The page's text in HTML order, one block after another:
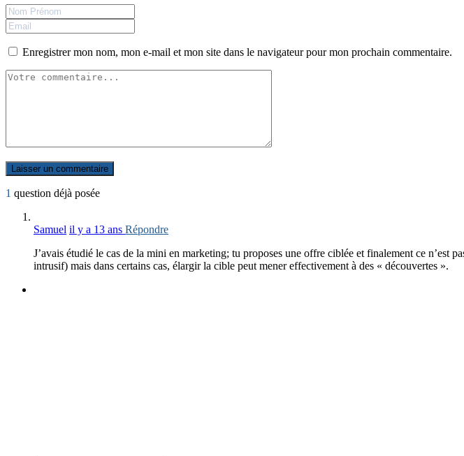
Enregistrer mon nom, mon e-mail et mon site dans le navigateur pour mon prochain commentaire.
1 question déjà posée
Samuel il y a 13 ans Répondre
J’avais étudié le cas de la mini en marketing; tu proposes une offre ciblée et finalement ce n’est
intrusif) mais dans certains cas, élargir la cible peut mener effectivement à des « découvertes ».